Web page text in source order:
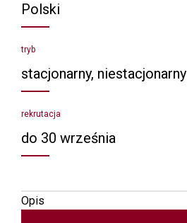
Polski
tryb
stacjonarny, niestacjonarny
rekrutacja
do 30 września
Opis